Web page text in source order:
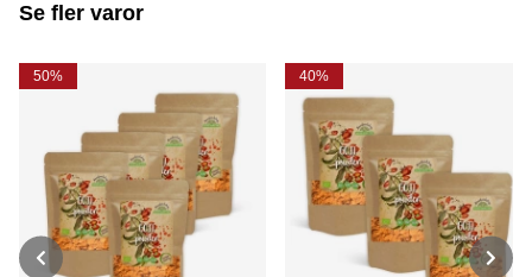
Se fler varor
50% 40%